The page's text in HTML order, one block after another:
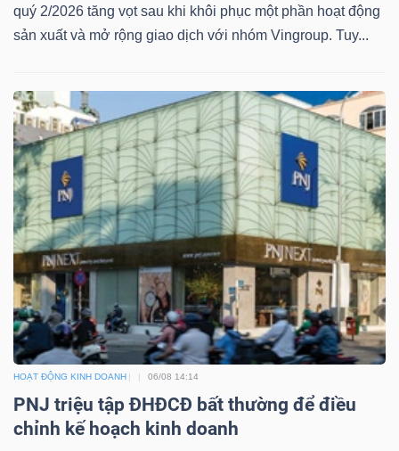
quý 2/2026 tăng vọt sau khi khôi phục một phần hoạt động
sản xuất và mở rộng giao dịch với nhóm Vingroup. Tuy...
HOẠT ĐỘNG KINH DOANH 06/08 14:14
PNJ triệu tập ĐHĐCĐ bất thường để điều
chỉnh kế hoạch kinh doanh